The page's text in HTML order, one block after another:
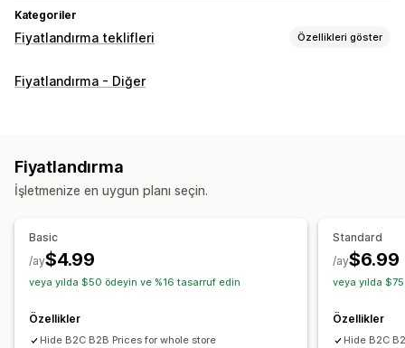
Kategoriler
Fiyatlandırma teklifleri Özellikleri göster
Fiyatlandırma kuralları
Özelleştirme
Özel gösterim
Düğmeler Teklif formu
Otomatik e-posta yanıtları
Teklif güncellemeleri
Fiyatlandırma - Diğer
Fiyatlandırma
İşletmenize en uygun planı seçin.
Basic
$4.99
/ay
veya yılda $50 ödeyin ve %16 tasarruf edin
Özellikler
Hide B2C B2B Prices for whole store
Standard
$6.99
/ay
veya yılda
Özellikler
Hide B2C